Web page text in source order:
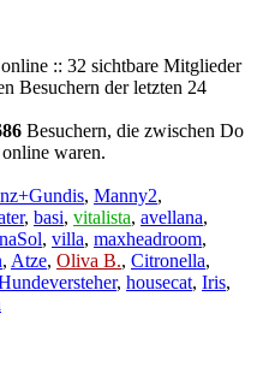
:: 32 sichtbare Mitglieder
Besuchern der letzten 24
Besuchern, die zwischen Do
waren.
, Manny2,
, basi, vitalista, avellana,
, villa, maxheadroom,
, Atze, Oliva B., Citronella,
, housecat, Iris,